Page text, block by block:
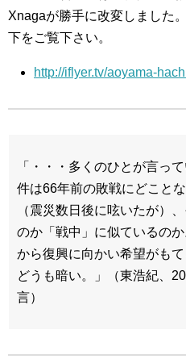
Xnagaが勝手に改変しました
下をご覧下さい。
http://iflyer.tv/aoyama-
「・・・多くのひとが言っ
件は66年前の敗戦にどこと
（震災数日後に呟いたが）
のか「戦中」に似ているの
から復興に向かい希望がも
どうも暗い。」（東浩紀、
言）